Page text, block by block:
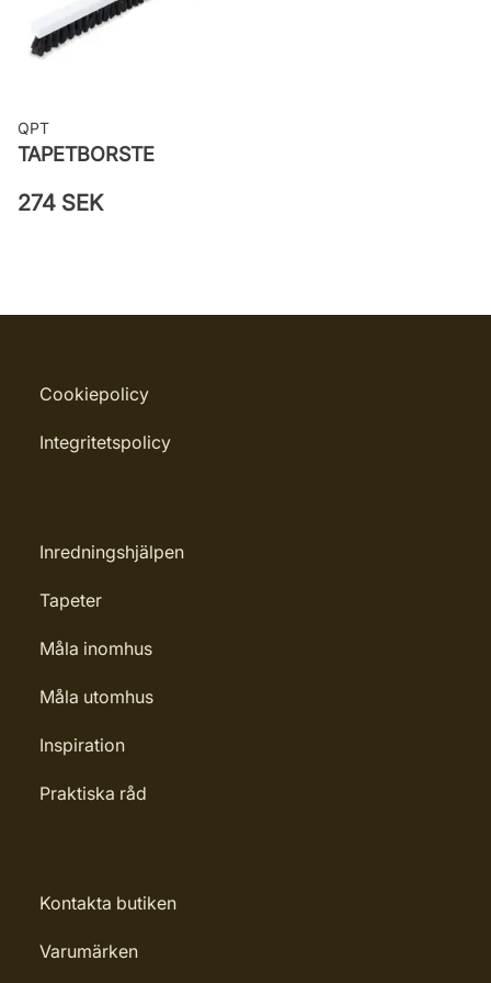
QPT
TAPETBORSTE
274 SEK
Cookiepolicy
Integritetspolicy
Inredningshjälpen
Tapeter
Måla inomhus
Måla utomhus
Inspiration
Praktiska råd
Kontakta butiken
Varumärken